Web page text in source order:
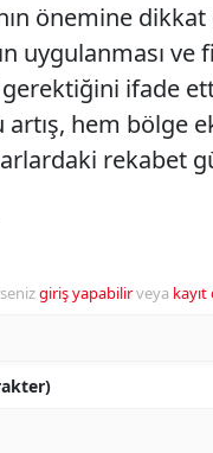
önemine
uygulanması
ifade
artış, hem bölge
rekabet
giriş yapabilirveya